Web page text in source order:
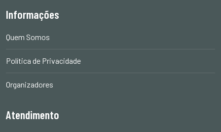
Informações
Quem Somos
Política de Privacidade
Organizadores
Atendimento